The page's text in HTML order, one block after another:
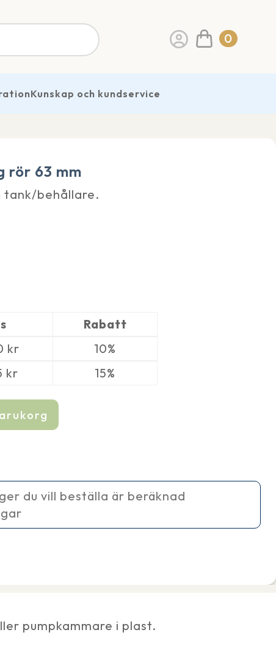
0
Kunskap och kundservice
rör 63 mm
tank/behållare.
Rabatt
kr
10%
kr 15%
du vill beställa är beräknad
pumpkammare i plast.